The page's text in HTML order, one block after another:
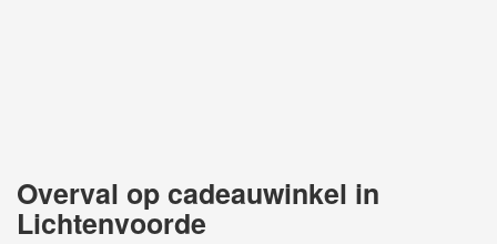
Overval op cadeauwinkel in
Lichtenvoorde